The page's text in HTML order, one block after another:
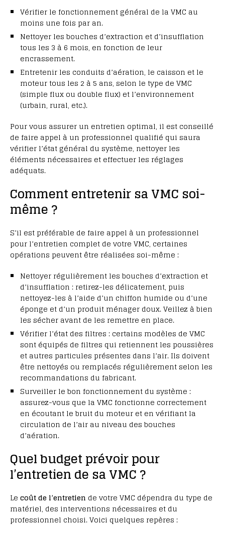
Vérifier le fonctionnement général de la VMC au
moins une fois par an.
Nettoyer les bouches d’extraction et d’insufflation
tous les 3 à 6 mois, en fonction de leur
encrassement.
Entretenir les conduits d’aération, le caisson et le
moteur tous les 2 à 5 ans, selon le type de VMC
(simple flux ou double flux) et l’environnement
(urbain, rural, etc.).
Pour vous assurer un entretien optimal, il est conseillé
de faire appel à un professionnel qualifié qui saura
vérifier l’état général du système, nettoyer les
éléments nécessaires et effectuer les réglages
adéquats.
Comment entretenir sa VMC soi-
même ?
S’il est préférable de faire appel à un professionnel
pour l’entretien complet de votre VMC, certaines
opérations peuvent être réalisées soi-même :
Nettoyer régulièrement les bouches d’extraction et
d’insufflation : retirez-les délicatement, puis
nettoyez-les à l’aide d’un chiffon humide ou d’une
éponge et d’un produit ménager doux. Veillez à bien
les sécher avant de les remettre en place.
Vérifier l’état des filtres : certains modèles de VMC
sont équipés de filtres qui retiennent les poussières
et autres particules présentes dans l’air. Ils doivent
être nettoyés ou remplacés régulièrement selon les
recommandations du fabricant.
Surveiller le bon fonctionnement du système :
assurez-vous que la VMC fonctionne correctement
en écoutant le bruit du moteur et en vérifiant la
circulation de l’air au niveau des bouches
d’aération.
Quel budget prévoir pour
l’entretien de sa VMC ?
Le coût de l’entretien de votre VMC dépendra du type de
matériel, des interventions nécessaires et du
professionnel choisi. Voici quelques repères :